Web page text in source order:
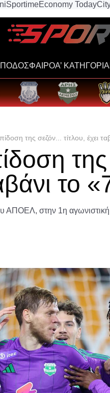
SportimeEconomy Today
ΠΟΔΟΣΦΑΙΡΟΑ’ ΚΑΤΗΓΟΡΙΑ
της σεζόν... τίτλου, έχει
το
ΑΠΟΕΛ, στην 1η αγωνιστική